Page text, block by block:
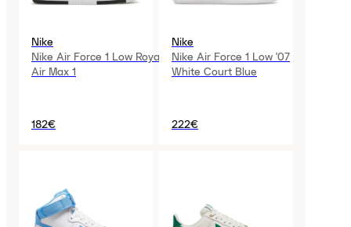
Nike
Nike Air Force 1 Low Royal
Air Max 1
182€
Nike
Nike Air Force 1 Low '07
White Court Blue
222€